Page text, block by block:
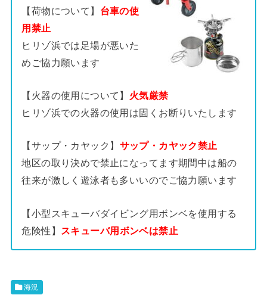
【荷物について】 台車の使
用禁止
ヒリゾ浜では足場が悪いた
めご協力願います
【火器の使用について】 火気厳禁
ヒリゾ浜での火器の使用は固くお断りいたします
【サップ・カヤック】 サップ・カヤック禁止
地区の取り決めで禁止になってます期間中は船の
往来が激しく遊泳者も多いいのでご協力願います
【小型スキューバダイビング用ボンベを使用する
危険性】
スキューバ用ボンベは禁止
海況